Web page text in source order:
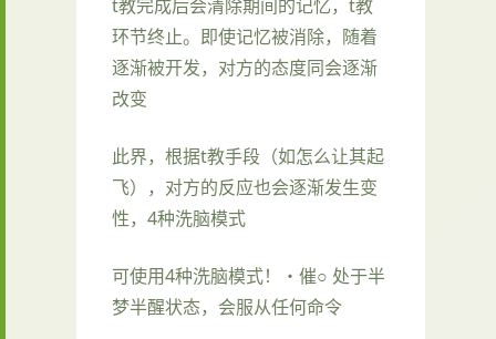
t教完成后会清除期间的记忆，t教
环节终止。即使记忆被消除，随着
逐渐被开发，对方的态度同会逐渐
改变
此界，根据t教手段（如怎么让其起
飞），对方的反应也会逐渐发生变
性，4种洗脑模式
可使用4种洗脑模式！・催○ 处于半
梦半醒状态，会服从任何命令